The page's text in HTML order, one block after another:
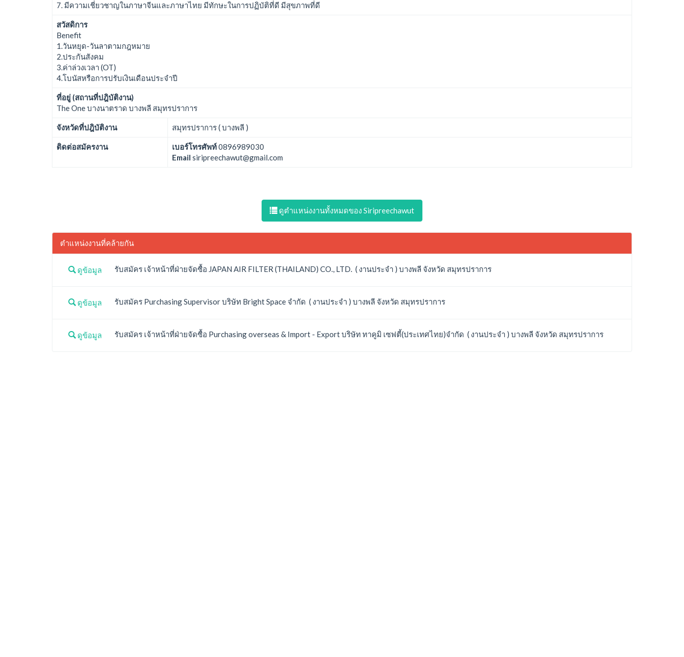
7. มีความเชี่ยวชาญในภาษาจีนและภาษาไทย มีทักษะในการปฏิบัติที่ดี มีสุขภาพที่ดี
สวัสดิการ
Benefit
1.วันหยุด-วันลาตามกฎหมาย
2.ประกันสังคม
3.ค่าล่วงเวลา (OT)
4.โบนัสหรือการปรับเงินเดือนประจำปี
ที่อยู่ (สถานที่ปฎิบัติงาน)
The One บางนาตราด บางพลี สมุทรปราการ
จังหวัดที่ปฎิบัติงาน สมุทรปราการ ( บางพลี )
ติดต่อสมัครงาน เบอร์โทรศัพท์0896989030
Email siripreechawut@gmail.com
ดูตำแหน่งงานทั้งหมดของ Siripreechawut
ตำแหน่งงานที่คล้ายกัน
ดูข้อมูล รับสมัคร เจ้าหน้าที่ฝ่ายจัดซื้อ JAPAN AIR FILTER (THAILAND) CO., LTD. ( งานประจำ ) บางพลี จังหวัด สมุทรปราการ
ดูข้อมูล รับสมัคร Purchasing Supervisor บริษัท Bright Space จำกัด ( งานประจำ ) บางพลี จังหวัด สมุทรปราการ
ดูข้อมูล รับสมัคร เจ้าหน้าที่ฝ่ายจัดซื้อ Purchasing overseas & Import - Export บริษัท ทาคูมิ เซฟตี้(ประเทศไทย)จำกัด ( งานประจำ ) บางพลี จังหวัด สมุทรปราการ